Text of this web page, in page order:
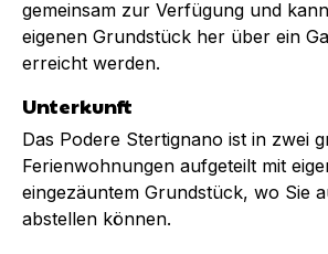
gemeinsam zur Verfügung und
eigenen Grundstück her über ein
erreicht werden.
Unterkunft
Das Podere Stertignano ist in zwei
Ferienwohnungen aufgeteilt mit
eingezäuntem Grundstück, wo Sie
abstellen können.